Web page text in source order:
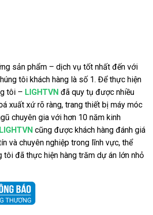
sản phẩm – dịch vụ tốt nhất đến với
tôi khách hàng là số 1. Để thực hiện
tôi – LIGHTVN đã quy tụ được nhiều
xuất xứ rõ ràng, trang thiết bị máy móc
chuyên gia với hơn 10 năm kinh
LIGHTVN cũng được khách hàng đánh giá
và chuyên nghiệp trong lĩnh vực, thể
tôi đã thực hiện hàng trăm dự án lớn nhỏ